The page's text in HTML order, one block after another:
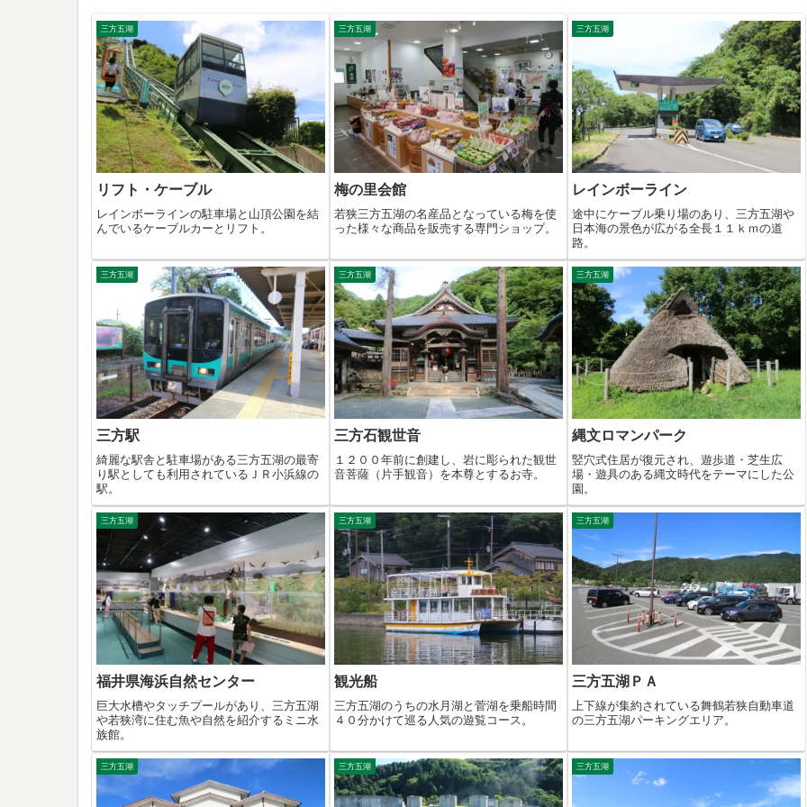
三方五湖
リフト・ケーブル
レインボーラインの駐車場と山頂公園を結
んでいるケーブルカーとリフト。
三方五湖
梅の里会館
若狭三方五湖の名産品となっている梅を使
った様々な商品を販売する専門ショップ。
三方五湖
レインボーライン
途中にケーブル乗り場のあり、三方五湖や
日本海の景色が広がる全長１１ｋｍの道
路。
三方五湖
三方駅
綺麗な駅舎と駐車場がある三方五湖の最寄
り駅としても利用されているＪＲ小浜線の
駅。
三方五湖
三方石観世音
１２００年前に創建し、岩に彫られた観世
音菩薩（片手観音）を本尊とするお寺。
三方五湖
縄文ロマンパーク
竪穴式住居が復元され、遊歩道・芝生広
場・遊具のある縄文時代をテーマにした公
園。
三方五湖
福井県海浜自然センター
巨大水槽やタッチプールがあり、三方五湖
や若狭湾に住む魚や自然を紹介するミニ水
族館。
三方五湖
観光船
三方五湖のうちの水月湖と菅湖を乗船時間
４０分かけて巡る人気の遊覧コース。
三方五湖
三方五湖ＰＡ
上下線が集約されている舞鶴若狭自動車道
の三方五湖パーキングエリア。
三方五湖 三方五湖 三方五湖